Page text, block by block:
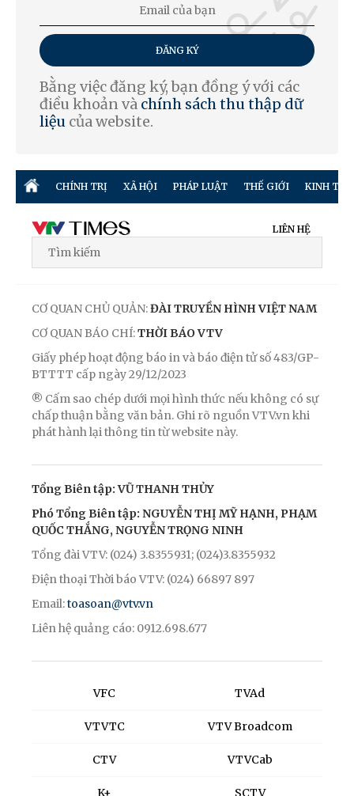
ĐĂNG KÝ
Bằng việc đăng ký, bạn đồng ý với các
điều khoản và chính sách thu thập dữ
liệu của website.
CHÍNH TRỊ XÃ HỘI PHÁP LUẬT THẾ GIỚI KINH TẾ
LIÊN HỆ
CƠ QUAN CHỦ QUẢN:ĐÀI TRUYỀN HÌNH VIỆT NAM
CƠ QUAN BÁO CHÍ:THỜI BÁO VTV
Giấy phép hoạt động báo in và báo điện tử số 483/GP-
BTTTT cấp ngày 29/12/2023
® Cấm sao chép dưới mọi hình thức nếu không có sự
chấp thuận bằng văn bản. Ghi rõ nguồn VTV.vn khi
phát hành lại thông tin từ website này.
Tổng Biên tập: VŨ THANH THỦY
Phó Tổng Biên tập: NGUYỄN THỊ MỸ HẠNH, PHẠM
QUỐC THẮNG, NGUYỄN TRỌNG NINH
Tổng đài VTV: (024) 3.8355931; (024)3.8355932
Điện thoại Thời báo VTV: (024) 66897 897
Email:toasoan@vtv.vn
Liên hệ quảng cáo: 0912.698.677
VFC
VTVTC
CTV
K+
TVAd
VTV Broadcom
VTVCab
SCTV